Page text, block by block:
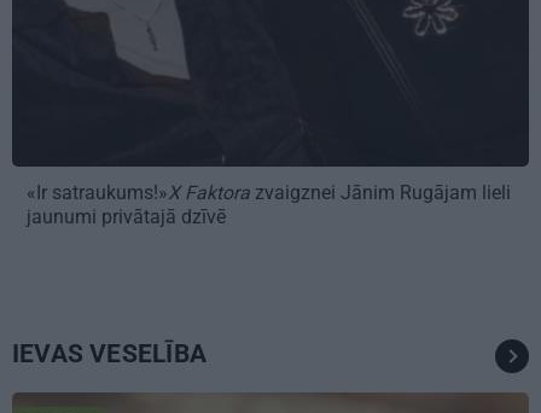
«Ir satraukums!»X Faktora zvaigznei Jānim Rugājam lieli
jaunumi privātajā dzīvē
IEVAS VESELĪBA